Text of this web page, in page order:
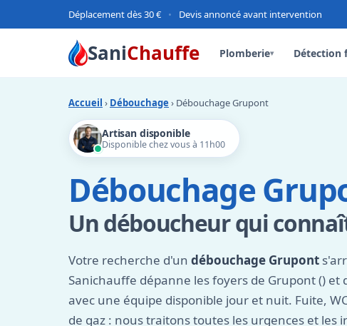
Déplacement dès 30 € • Devis annoncé avant intervention
SaniChauffe Plomberie▾ Détection
Accueil › Débouchage › Débouchage Grupont
Artisan disponible
Disponible chez vous à 11h00
Débouchage
Un déboucheur qui
Votre recherche d'un débouchage Grupont
Sanichauffe dépanne les foyers de Grupont () et
avec une équipe disponible jour et nuit. Fuite,
de gaz : nous traitons toutes les urgences et les